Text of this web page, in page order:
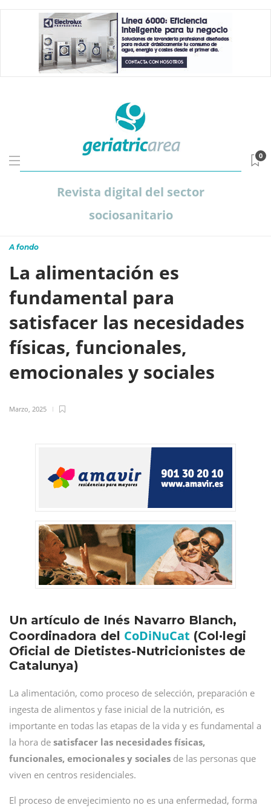
Revista digital del sector
sociosanitario
0
A fondo
La alimentación es
fundamental para
satisfacer las necesidades
físicas, funcionales,
emocionales y sociales
Marzo, 2025
Un artículo de Inés Navarro Blanch,
Coordinadora del CoDiNuCat (Col·legi
Oficial de Dietistes-Nutricionistes de
Catalunya)
La alimentación, como proceso de selección, preparación e
ingesta de alimentos y fase inicial de la nutrición, es
importante en todas las etapas de la vida y es fundamental a
la hora de satisfacer las necesidades físicas,
funcionales, emocionales y sociales de las personas que
viven en centros residenciales.
El proceso de envejecimiento no es una enfermedad, forma